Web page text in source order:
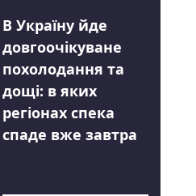
В Україну йде
довгоочікуване
похолодання та
дощі: в яких
регіонах спека
спаде вже завтра